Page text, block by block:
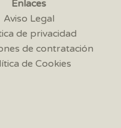
Enlaces
Aviso Legal
de privacidad
de contratación
de Cookies